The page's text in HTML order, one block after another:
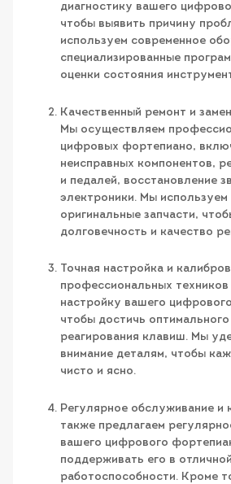
диагностику вашего
чтобы выявить причину
используем современное
специализированные
оценки состояния
Качественный ремонт и
Мы осуществляем
цифровых фортепиано,
неисправных компонентов,
и педалей, восстановление
электроники. Мы используем
оригинальные запчасти,
долговечность и качество
Точная настройка и
профессиональных
настройку вашего
чтобы достичь оптимального
реагирования клавиш. Мы
внимание деталям, чтобы
чисто и ясно.
Регулярное обслуживание и
также предлагаем
вашего цифрового
поддерживать его в отличной
работоспособности. Кроме